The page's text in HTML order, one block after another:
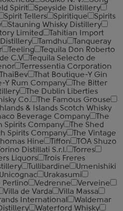
Spirit
Speyside Distillery
Spirit Tellers Spiritique
Spirits
Stauning Whisky Distillery
Limited
Tahitian Import
Distillery Tamdhu
Tanqueray
Teeling
Tequila Don Roberto
C.V
Tequila Selecto de
Terressentia Corporation
ThaiBev
That Boutique-Y Gin
Y Rum Company
The Bitter
The Dublin Liberties
Co.
The Famous Grouse
& Islands Scotch Whisky
Beverage Company
The
Spirits Company
The Shed
Spirits Company
The Vintage
Thomas Hine Tiffon
TOA Shuzo
Torino Distillati S.r.l.
Torres
Liquors
Trois Freres
Tullibardine
Umenishiki
Unicognac
Urakasumi
Perlino Vedrenne
Verveine
Villa de Varda
Villa Massa
International
Waldemar
Waterford Whisky